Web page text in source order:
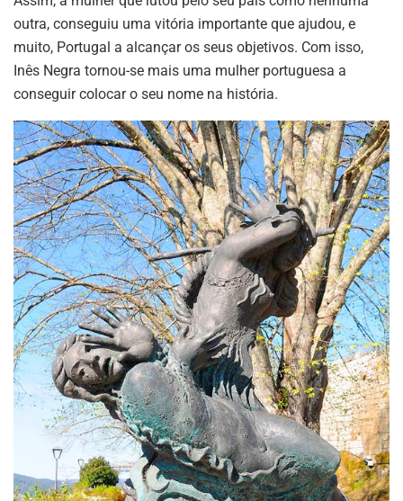
outra, conseguiu uma vitória importante que ajudou, e
muito, Portugal a alcançar os seus objetivos. Com isso,
Inês Negra tornou-se mais uma mulher portuguesa a
conseguir colocar o seu nome na história.